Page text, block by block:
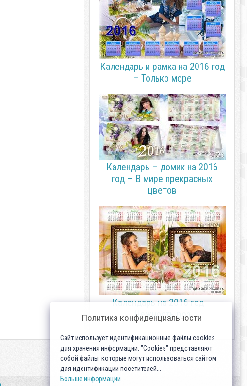
Календарь и рамка на 2016 год
– Только море
Календарь – домик на 2016
год – В мире прекрасных
цветов
Календарь на 2016 год –
Нежность роз
Политика конфиденциальности
Сайт использует идентификационные файлы cookies
для хранения информации. "Cookies" представляют
собой файлы, которые могут использоваться сайтом
для идентификации посетителей...
Больше информации